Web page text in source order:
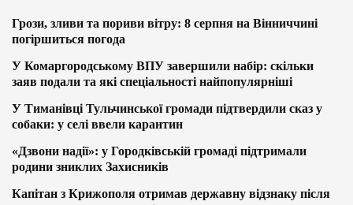
Грози, зливи та пориви вітру: 8 серпня на Вінниччині
погіршиться погода
У Комаргородському ВПУ завершили набір: скільки
заяв подали та які спеціальності найпопулярніші
У Тиманівці Тульчинської громади підтвердили сказ у
собаки: у селі ввели карантин
«Дзвони надії»: у Городківській громаді підтримали
родини зниклих Захисників
Капітан з Крижополя отримав державну відзнаку після